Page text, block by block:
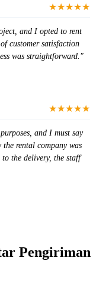
★★★★★
and I opted to rent
customer satisfaction
was straightforward."
★★★★★
and I must say
rental company was
the delivery, the staff
Pengiriman